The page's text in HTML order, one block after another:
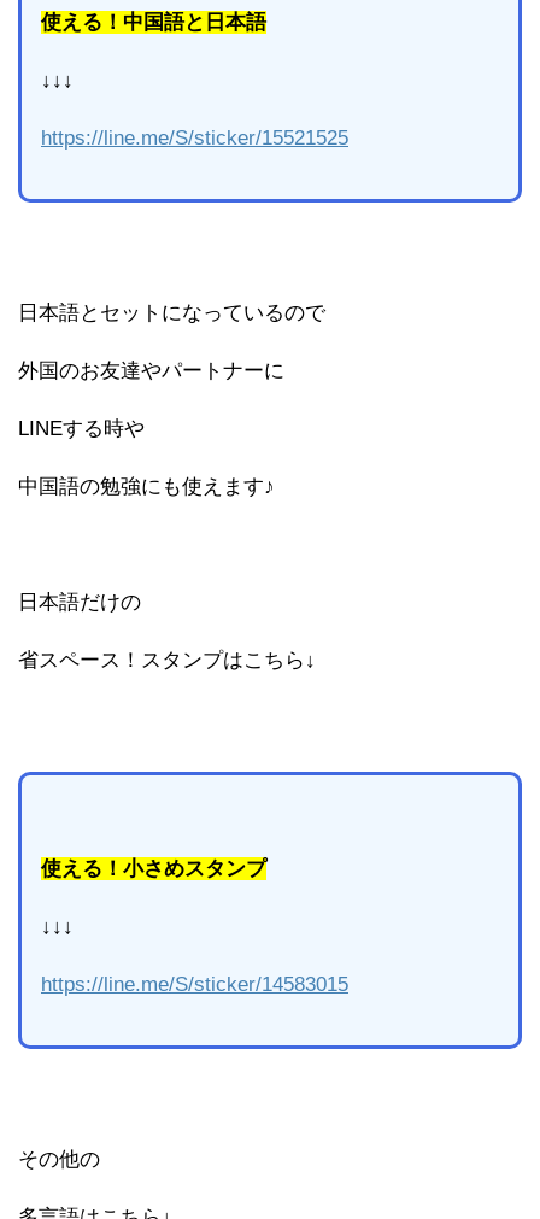
使える！中国語と日本語
↓↓↓
https://line.me/S/sticker/15521525
日本語とセットになっているので
外国のお友達やパートナーに
LINEする時や
中国語の勉強にも使えます♪
日本語だけの
省スペース！スタンプはこちら↓
使える！小さめスタンプ
↓↓↓
https://line.me/S/sticker/14583015
その他の